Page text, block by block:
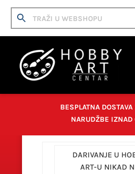
BESPLATNA
NARUDŽBE
DARIVANJE U
ART-U NIKAD